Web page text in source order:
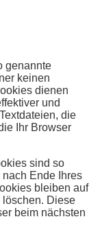
genannte
keinen
dienen
und
die
Ihr Browser
sind so
nach Ende Ihres
bleiben auf
löschen. Diese
beim nächsten